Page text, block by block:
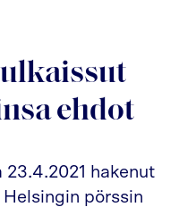
ehdot
hakenut
pörssin